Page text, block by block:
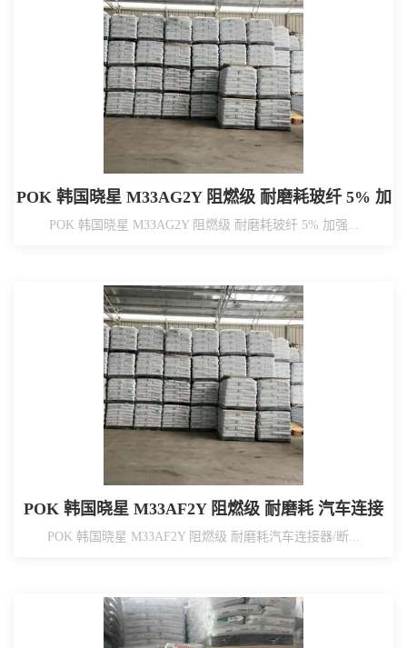
POK 韩国晓星 M33AG2Y 阻燃级 耐磨耗玻纤 5% 加
强 汽车连接器/断路器/水表配件/母线部品
POK 韩国晓星 M33AG2Y 阻燃级 耐磨耗玻纤 5% 加强...
POK 韩国晓星 M33AF2Y 阻燃级 耐磨耗 汽车连接
器/断路器/水表配件/母线部品
POK 韩国晓星 M33AF2Y 阻燃级 耐磨耗汽车连接器/断...